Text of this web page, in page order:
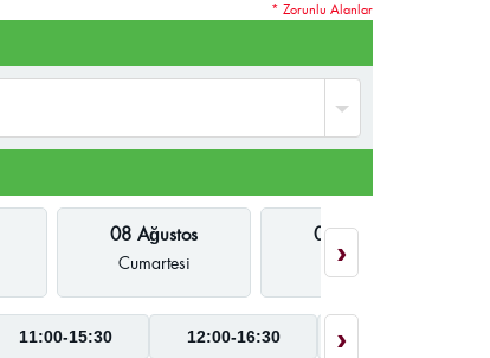
08 Ağustos
Cumartesi
09 Ağustos
Pazar
›
11:00-15:30 12:00-16:30 ›
* Zorunlu Alanlar